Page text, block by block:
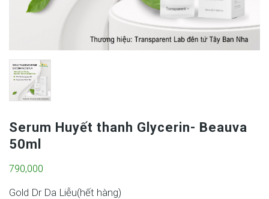
Serum Huyết thanh Glycerin- Beauva
50ml
790,000
Gold Dr Da Liễu(hết hàng)